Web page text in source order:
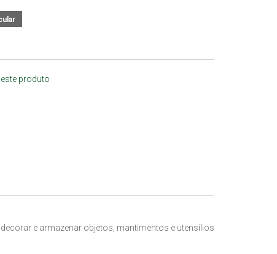
produto
e armazenar objetos, mantimentos e utensílios